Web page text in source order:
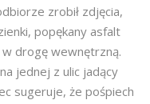
zrobił zdjęcia,
popękany asfalt
drogę wewnętrzną.
jednej z ulic jadący
sugeruje, że pośpiech